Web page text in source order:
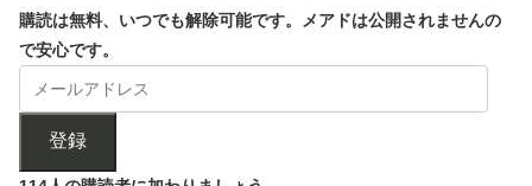
購読は無料、いつでも解除可能です。メアドは公開されませんの
で安心です。
登録